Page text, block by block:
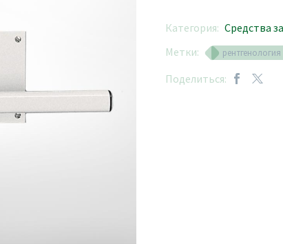
Категория: Средства
Метки:
рентгенология
Поделиться: